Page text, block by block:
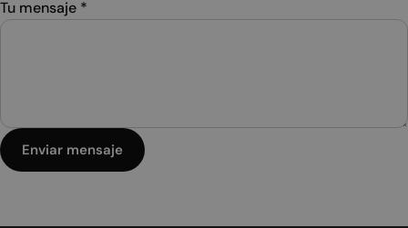
Tu mensaje *
Enviar mensaje